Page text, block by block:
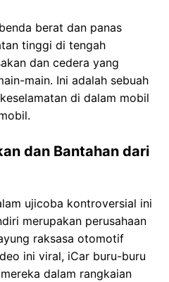
berat dan panas
tinggi di tengah
dan cedera yang
main. Ini adalah sebuah
di dalam mobil
dan Bantahan dari
ujicoba kontroversial ini
merupakan perusahaan
raksasa otomotif
ini viral, iCar buru-buru
dalam rangkaian